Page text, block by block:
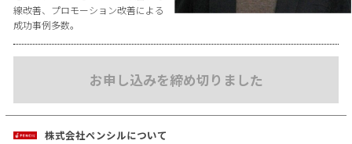
線改善、プロモーション改善による
成功事例多数。
お申し込みを締め切りました
株式会社ペンシルについて